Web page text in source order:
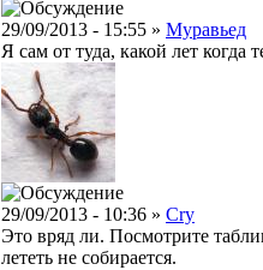
29/09/2013 - 15:55 » Муравьед
Я сам от туда, какой лет когда
29/09/2013 - 10:36 » Cry
Это вряд ли. Посмотрите
лететь не собирается.